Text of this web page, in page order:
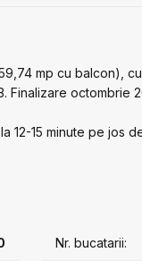
mp cu balcon),
Finalizare octombrie
15 minute pe jos
(sau similar)
Nr. bucatarii: